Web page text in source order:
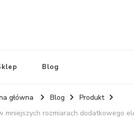
Blog
główna Blog
Produkt
mniejszych rozmiarach dodatkowego